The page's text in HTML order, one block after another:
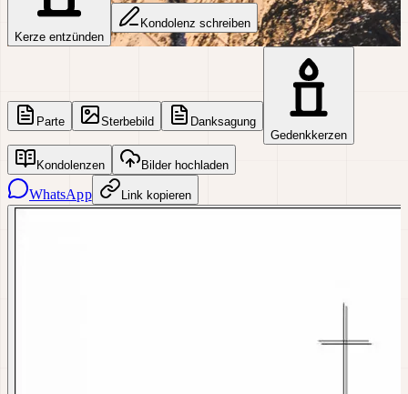
Kerze entzünden
Kondolenz schreiben
Parte Sterbebild
Danksagung
Gedenkkerzen
Kondolenzen Bilder hochladen
WhatsApp Link kopieren